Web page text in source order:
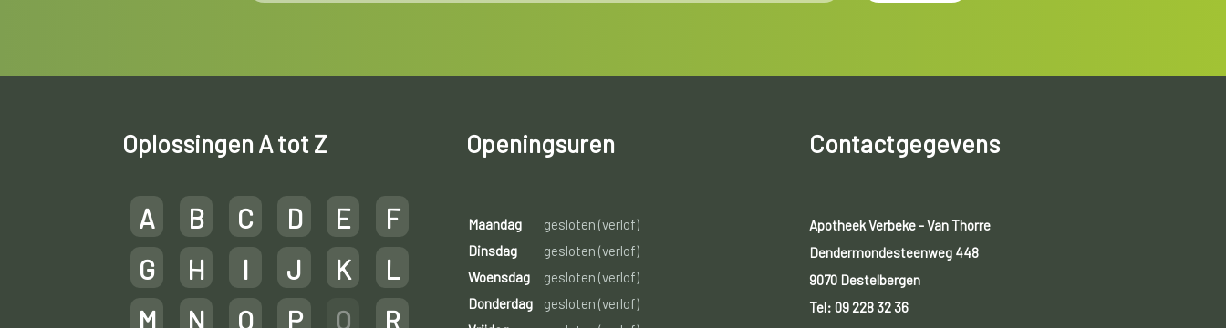
Oplossingen A tot Z
A B C D E
F
G
H I J K
L
M
N O P Q
R
Openingsuren
Maandag
gesloten (verlof)
Dinsdag
gesloten (verlof)
Woensdag
gesloten (verlof)
Donderdag
gesloten (verlof)
Contactgegevens
Apotheek Verbeke - Van Thorre
Dendermondesteenweg 448
9070 Destelbergen
Tel: 09 228 32 36